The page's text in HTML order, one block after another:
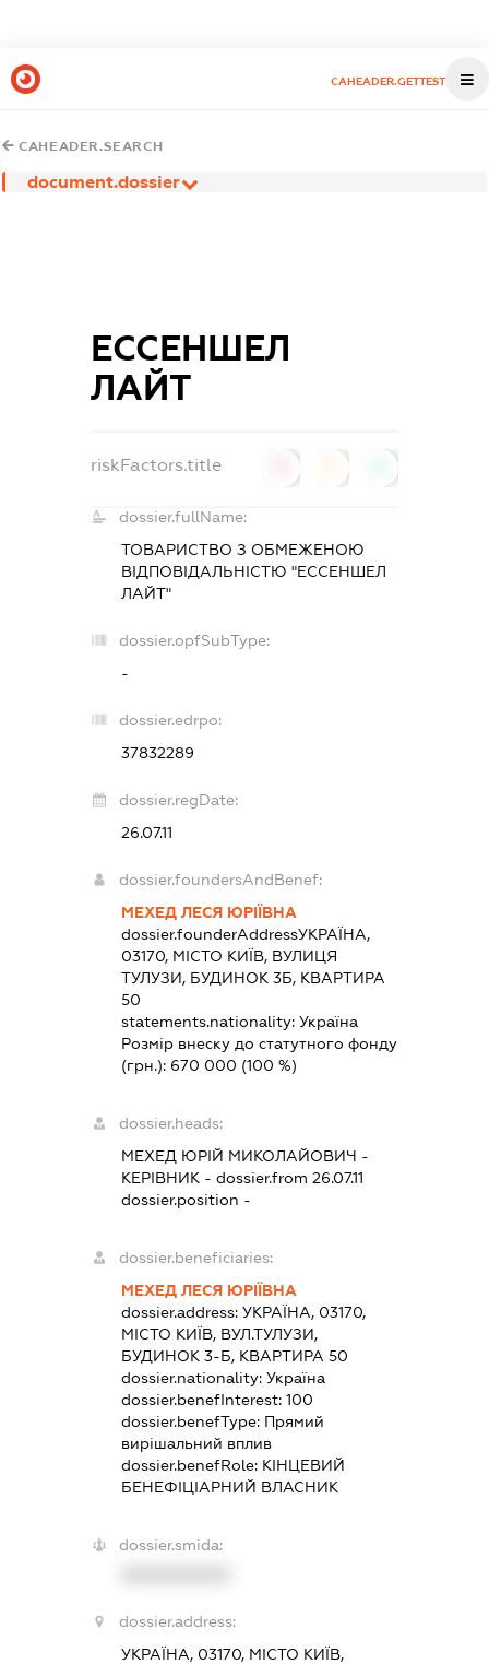
CAHEADER.GETTEST
CAHEADER.SEARCH
document.dossier
ЕССЕНШЕЛ
ЛАЙТ
riskFactors.title
dossier.fullName:
ТОВАРИСТВО З ОБМЕЖЕНОЮ
ВІДПОВІДАЛЬНІСТЮ "ЕССЕНШЕЛ
ЛАЙТ"
dossier.opfSubType:
-
dossier.edrpo:
37832289
dossier.regDate:
26.07.11
dossier.foundersAndBenef:
МЕХЕД ЛЕСЯ ЮРІЇВНА
dossier.founderAddressУКРАЇНА,
03170, МІСТО КИЇВ, ВУЛИЦЯ
ТУЛУЗИ, БУДИНОК 3Б, КВАРТИРА
50
statements.nationality:Україна
Розмір внеску до статутного фонду
(грн.): 670 000 (100 %)
dossier.heads:
МЕХЕД ЮРІЙ МИКОЛАЙОВИЧ -
КЕРІВНИК - dossier.from 26.07.11
dossier.position -
dossier.beneficiaries:
МЕХЕД ЛЕСЯ ЮРІЇВНА
dossier.address:УКРАЇНА, 03170,
МІСТО КИЇВ, ВУЛ.ТУЛУЗИ,
БУДИНОК 3-Б, КВАРТИРА 50
dossier.nationality:Україна
dossier.benefInterest:100
dossier.benefType: Прямий
вирішальний вплив
dossier.benefRole: КІНЦЕВИЙ
БЕНЕФІЦІАРНИЙ ВЛАСНИК
dossier.smida:
dossier.address:
УКРАЇНА, 03170, МІСТО КИЇВ,